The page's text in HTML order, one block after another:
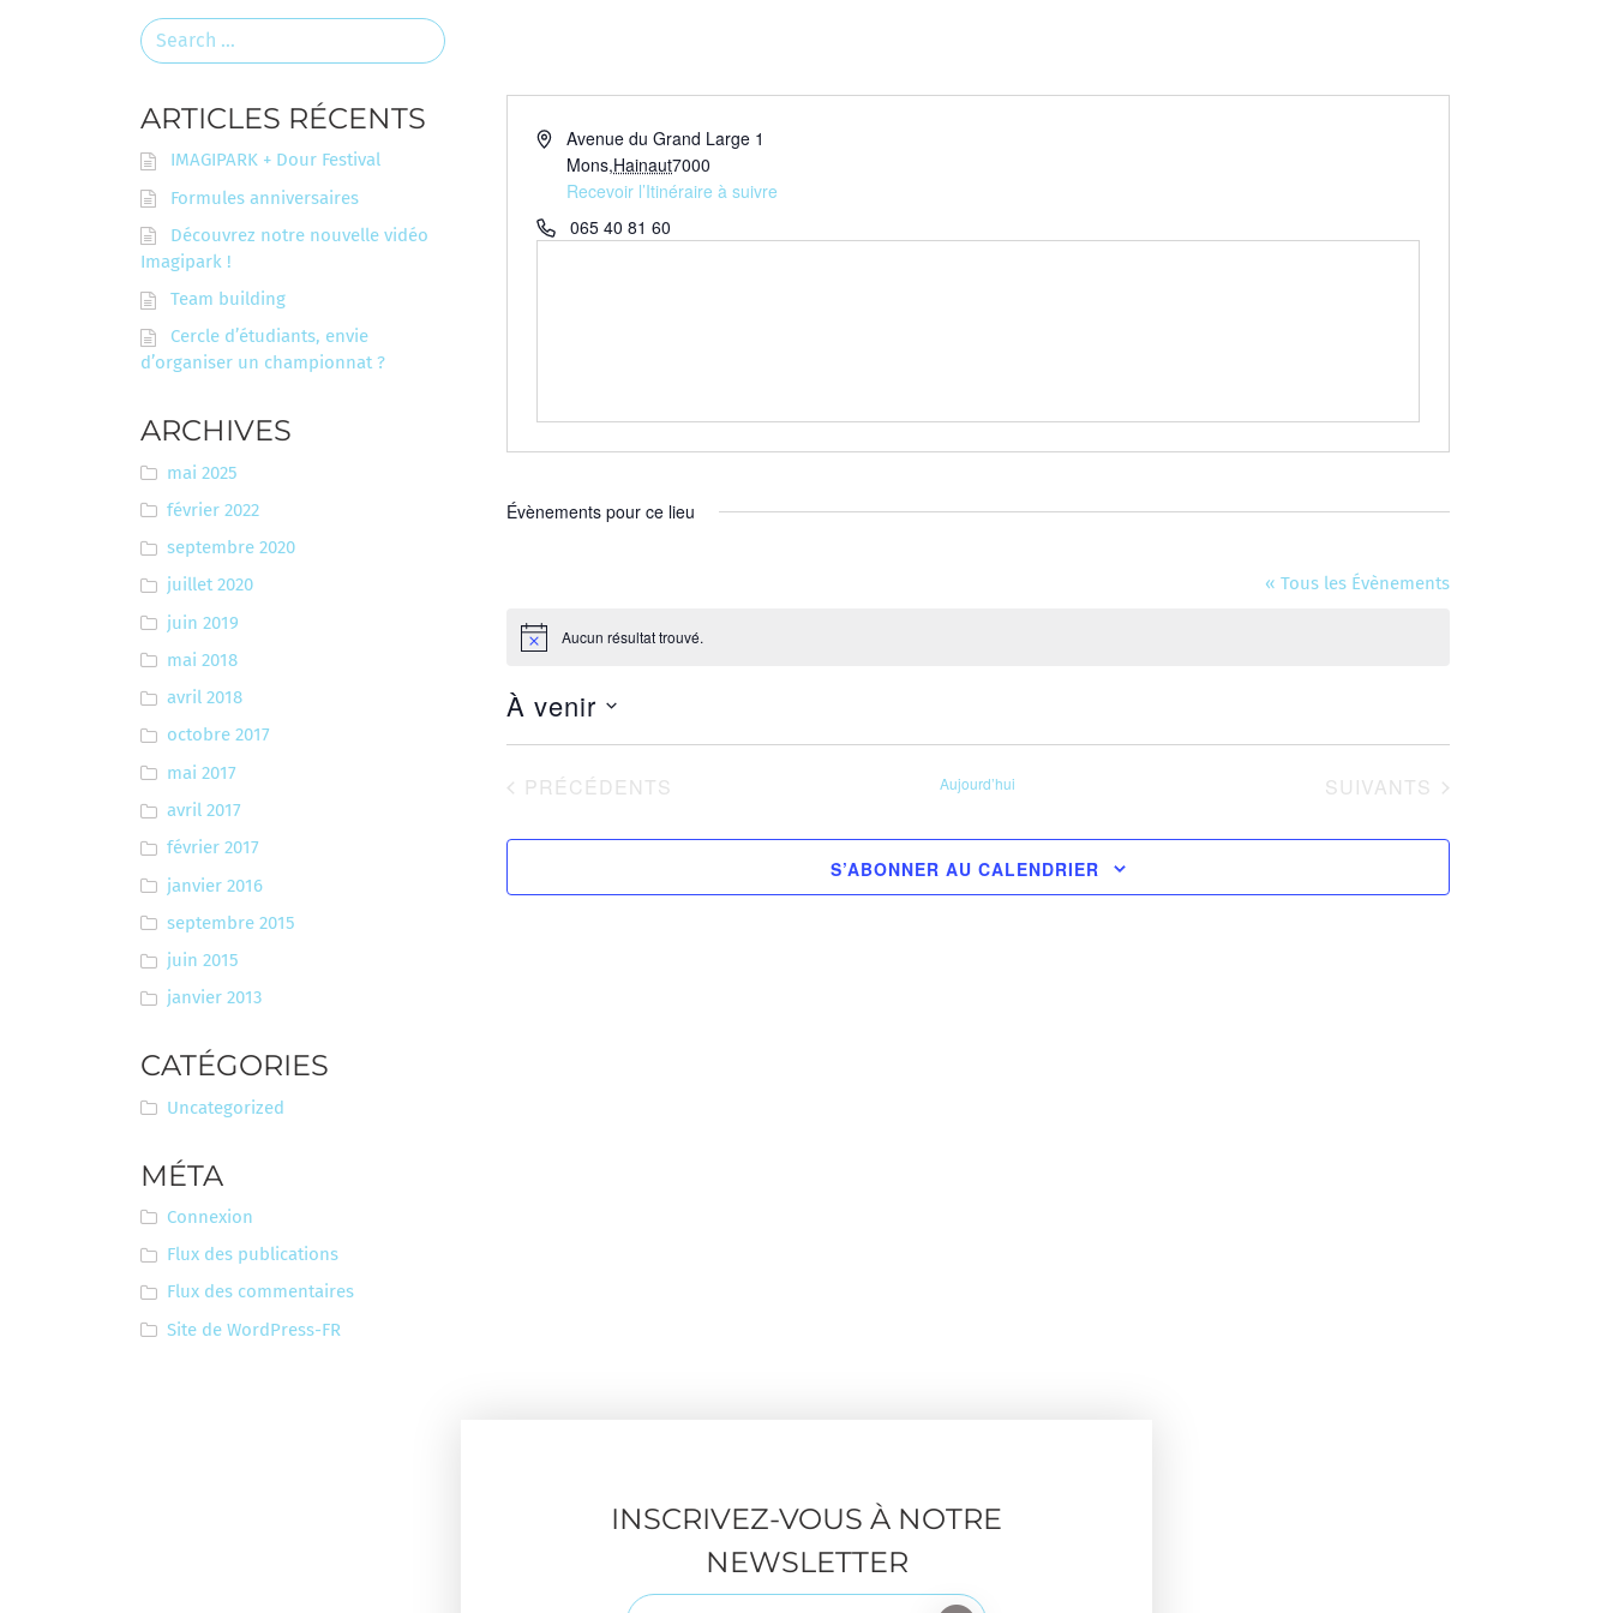
Search
ARTICLES RÉCENTS
IMAGIPARK + Dour Festival
Formules anniversaires
Découvrez notre nouvelle vidéo
Imagipark !
Team building
Cercle d’étudiants, envie
d’organiser un championnat ?
ARCHIVES
mai 2025
février 2022
septembre 2020
juillet 2020
juin 2019
mai 2018
avril 2018
octobre 2017
mai 2017
avril 2017
février 2017
janvier 2016
septembre 2015
juin 2015
janvier 2013
CATÉGORIES
Uncategorized
MÉTA
Connexion
Flux des publications
Flux des commentaires
Site de WordPress-FR
AdresseAvenue du Grand Large 1
Mons,Hainaut7000
Recevoir l’Itinéraire à suivre
Téléphone
065 40 81 60
Évènements pour ce lieu
« Tous les Évènements
Notice Aucun résultat trouvé.
À venir
date.ÉVÈNEMENTS
PRÉCÉDENTS Aujourd’hui ÉVÈNEMENTS
SUIVANTS
S’ABONNER AU CALENDRIER
INSCRIVEZ-VOUS À NOTRE
NEWSLETTER